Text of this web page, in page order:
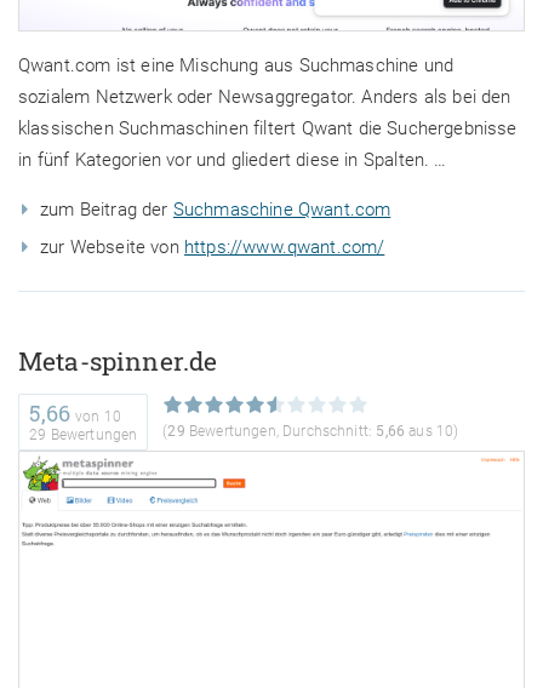
Qwant.com ist eine Mischung aus Suchmaschine und
sozialem Netzwerk oder Newsaggregator. Anders als bei den
klassischen Suchmaschinen filtert Qwant die Suchergebnisse
in fünf Kategorien vor und gliedert diese in Spalten. …
zum Beitrag der Suchmaschine Qwant.com
zur Webseite von https://www.qwant.com/
Meta-spinner.de
5,66 von 10
29 Bewertungen
(29 Bewertungen, Durchschnitt: 5,66 aus 10)